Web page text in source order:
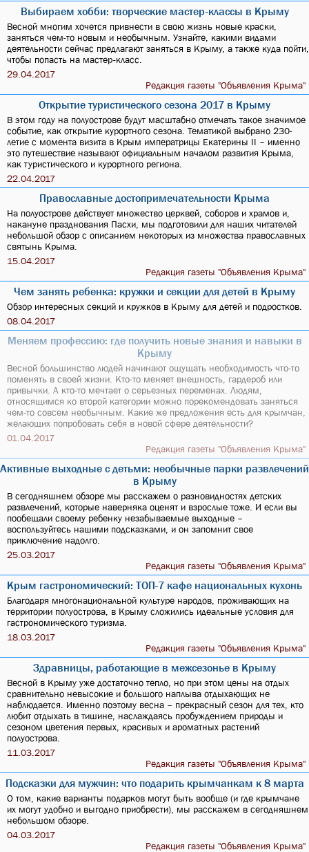
Выбираем хобби: творческие мастер-классы в Крыму
Весной многим хочется привнести в свою жизнь новые краски,
заняться чем-то новым и необычным. Узнайте, какими видами
деятельности сейчас предлагают заняться в Крыму, а также куда пойти,
чтобы попасть на мастер-класс.
29.04.2017
Редакция газеты "Объявления Крыма"
Открытие туристического сезона 2017 в Крыму
В этом году на полуострове будут масштабно отмечать такое значимое
событие, как открытие курортного сезона. Тематикой выбрано 230-
летие с момента визита в Крым императрицы Екатерины II – именно
это путешествие называют официальным началом развития Крыма,
как туристического и курортного региона.
22.04.2017
Православные достопримечательности Крыма
На полуострове действует множество церквей, соборов и храмов и,
накануне празднования Пасхи, мы подготовили для наших читателей
небольшой обзор с описанием некоторых из множества православных
святынь Крыма.
15.04.2017
Редакция газеты "Объявления Крыма"
Чем занять ребенка: кружки и секции для детей в Крыму
Обзор интересных секций и кружков в Крыму для детей и подростков.
08.04.2017
Меняем профессию: где получить новые знания и навыки в
Крыму
Весной большинство людей начинают ощущать необходимость что-то
поменять в своей жизни. Кто-то меняет внешность, гардероб или
привычки. А кто-то мечтает о серьезных переменах. Людям,
относящимся ко второй категории можно порекомендовать заняться
чем-то совсем необычным. Какие же предложения есть для крымчан,
желающих попробовать себя в новой сфере деятельности?
01.04.2017
Редакция газеты "Объявления Крыма"
Активные выходные с детьми: необычные парки развлечений
в Крыму
В сегодняшнем обзоре мы расскажем о разновидностях детских
развлечений, которые наверняка оценят и взрослые тоже. И если вы
пообещали своему ребенку незабываемые выходные –
воспользуйтесь нашими подсказками, и он запомнит свое
приключение надолго.
25.03.2017
Редакция газеты "Объявления Крыма"
Крым гастрономический: ТОП-7 кафе национальных кухонь
Благодаря многонациональной культуре народов, проживающих на
территории полуострова, в Крыму сложились идеальные условия для
гастрономического туризма.
18.03.2017
Редакция газеты "Объявления Крыма"
Здравницы, работающие в межсезонье в Крыму
Весной в Крыму уже достаточно тепло, но при этом цены на отдых
сравнительно невысокие и большого наплыва отдыхающих не
наблюдается. Именно поэтому весна – прекрасный сезон для тех, кто
любит отдыхать в тишине, наслаждаясь пробуждением природы и
сезоном цветения первых, красивых и ароматных растений
полуострова.
11.03.2017
Редакция газеты "Объявления Крыма"
Подсказки для мужчин: что подарить крымчанкам к 8 марта
О том, какие варианты подарков могут быть вообще (и где крымчане
их могут удобно и выгодно приобрести), мы расскажем в сегодняшнем
небольшом обзоре.
04.03.2017
Редакция газеты "Объявления Крыма"